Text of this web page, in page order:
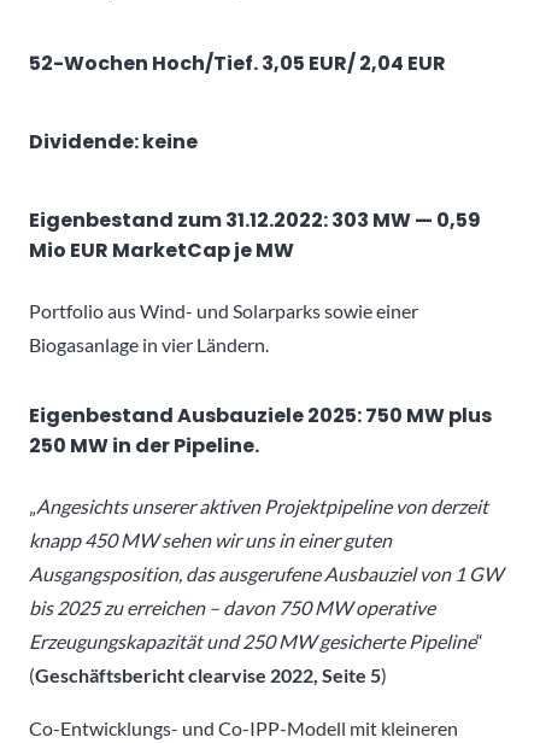
52-Wochen Hoch/Tief. 3,05 EUR/ 2,04 EUR
Dividende: keine
Eigenbestand zum 31.12.2022: 303 MW — 0,59
Mio EUR MarketCap je MW
Portfolio aus Wind- und Solarparks sowie einer
Biogasanlage in vier Ländern.
Eigenbestand Ausbauziele 2025: 750 MW plus
250 MW in der Pipeline.
Angesichts unserer aktiven Projektpipeline von derzeit
knapp 450 MW sehen wir uns in einer guten
Ausgangsposition, das ausgerufene Ausbauziel von 1 GW
bis 2025 zu erreichen – davon 750 MW operative
Erzeugungskapazität und 250 MW gesicherte Pipeline“
(Geschäftsbericht clearvise 2022, Seite 5)
Co-Entwicklungs- und Co-IPP-Modell mit kleineren